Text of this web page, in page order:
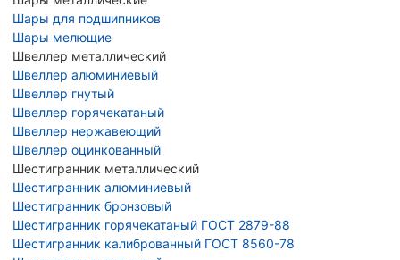
Шары для подшипников
Шары мелющие
Швеллер металлический
Швеллер алюминиевый
Швеллер гнутый
Швеллер горячекатаный
Швеллер нержавеющий
Швеллер оцинкованный
Шестигранник металлический
Шестигранник алюминиевый
Шестигранник бронзовый
Шестигранник горячекатаный ГОСТ 2879-88
Шестигранник калиброванный ГОСТ 8560-78